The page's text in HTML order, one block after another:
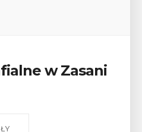
zdobyć
o godz. 17 w Miejskiej